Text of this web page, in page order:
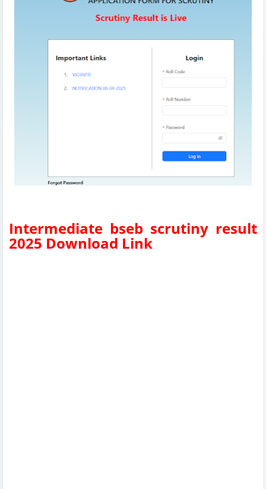
Intermediate bseb scrutiny result
2025 Download Link